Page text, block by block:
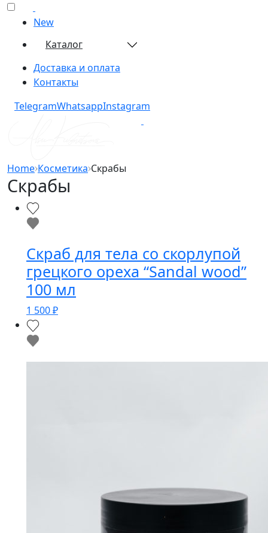
New
Каталог
Доставка и оплата
Контакты
Telegram​Whatsapp​Instagram​
Home Косметика Скрабы
Скрабы
Скраб для тела со скорлупой
грецкого ореха “Sandal wood”
100 мл
1 500₽